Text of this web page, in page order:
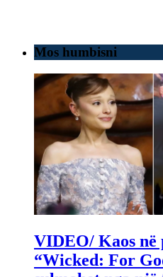
Mos humbisni
VIDEO/ Kaos në
“Wicked: For